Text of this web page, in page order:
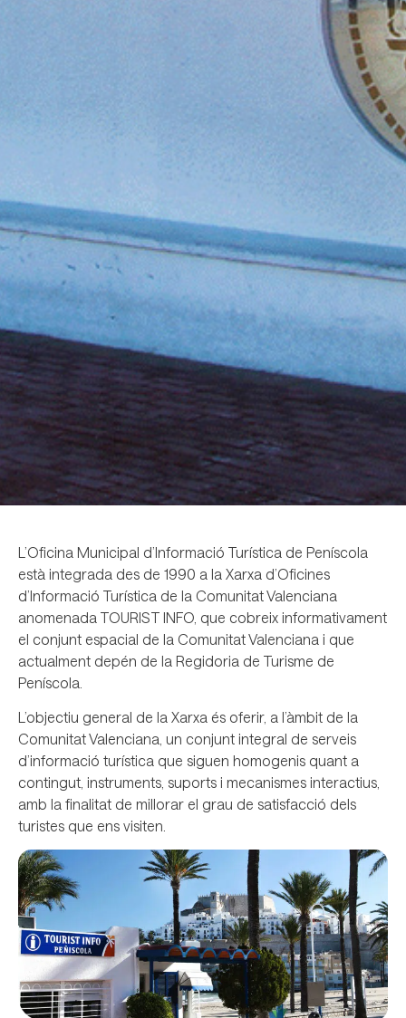
L’Oficina Municipal d’Informació Turística de Peníscola
està integrada des de 1990 a la Xarxa d’Oficines
d’Informació Turística de la Comunitat Valenciana
anomenada TOURIST INFO, que cobreix informativament
el conjunt espacial de la Comunitat Valenciana i que
actualment depén de la Regidoria de Turisme de
Peníscola.
L’objectiu general de la Xarxa és oferir, a l’àmbit de la
Comunitat Valenciana, un conjunt integral de serveis
d’informació turística que siguen homogenis quant a
contingut, instruments, suports i mecanismes interactius,
amb la finalitat de millorar el grau de satisfacció dels
turistes que ens visiten.